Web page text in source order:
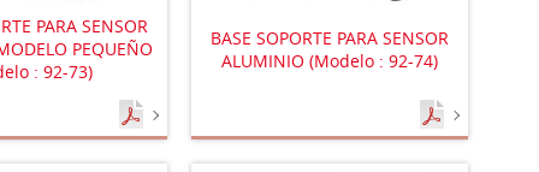
PARA SENSOR
PEQUEÑO
: 92-73)
BASE SOPORTE PARA SENSOR
ALUMINIO (Modelo : 92-74)